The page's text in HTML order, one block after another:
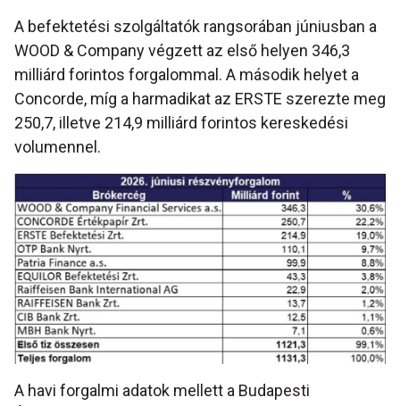
A befektetési szolgáltatók rangsorában júniusban a
WOOD & Company végzett az első helyen 346,3
milliárd forintos forgalommal. A második helyet a
Concorde, míg a harmadikat az ERSTE szerezte meg
250,7, illetve 214,9 milliárd forintos kereskedési
volumennel.
A havi forgalmi adatok mellett a Budapesti